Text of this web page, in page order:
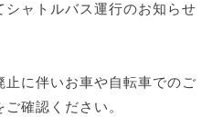
ャトルバス運行のお知らせ
に伴いお車や自転車でのご
確認ください。